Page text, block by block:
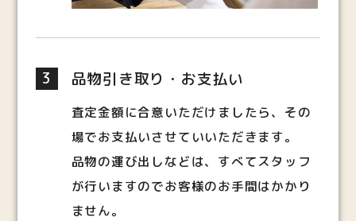
3 品物引き取り・お支払い
査定金額に合意いただけましたら、その
場でお支払いさせていいただきます。
品物の運び出しなどは、すべてスタッフ
が行いますのでお客様のお手間はかかり
ません。